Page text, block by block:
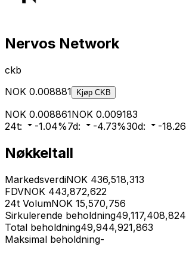
Nervos Network
ckb
NOK 0.008881 Kjøp CKB
NOK 0.008861NOK 0.009183
24t: -1.04%7d: -4.73%30d: -18.26
Nøkkeltall
MarkedsverdiNOK 436,518,313
FDVNOK 443,872,622
24t VolumNOK 15,570,756
Sirkulerende beholdning49,117,408,824
Total beholdning49,944,921,863
Maksimal beholdning-